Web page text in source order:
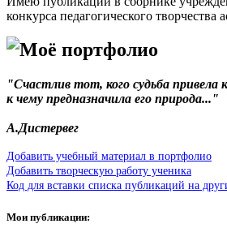
конкурса педагогического
Моё портфолио
"Счастлив тот, кого судьба привела
к чему предназначила его природа..."
А.Дистервег
Добавить учебный материал в портфолио
Добавить творческую работу ученика
Код для вставки списка публикаций на
Мои публикации: